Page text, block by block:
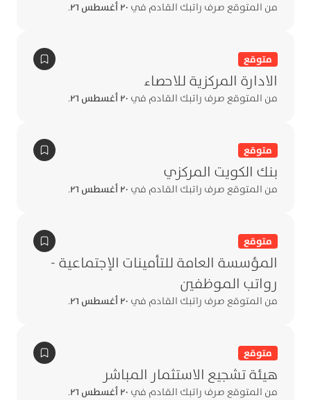
من المتوقع صرف راتبك القادم في ٢٠ أغسطس ٢٦ .
متوقع
الادارة المركزية للاحصاء
من المتوقع صرف راتبك القادم في ٢٠ أغسطس ٢٦ .
متوقع
بنك الكويت المركزي
من المتوقع صرف راتبك القادم في ٢٠ أغسطس ٢٦ .
متوقع
المؤسسة العامة للتأمينات الإجتماعية -
رواتب الموظفين
من المتوقع صرف راتبك القادم في ٢٠ أغسطس ٢٦ .
متوقع
هيئة تشجيع الاستثمار المباشر
من المتوقع صرف راتبك القادم في ٢٠ أغسطس ٢٦ .